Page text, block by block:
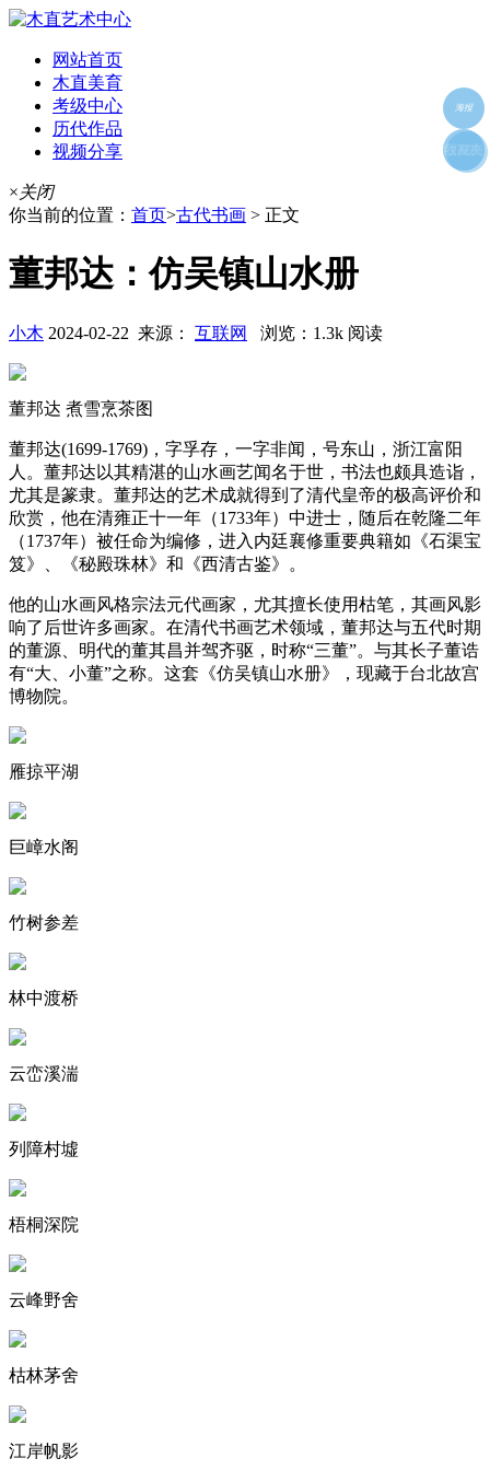
网站首页
木直美育
考级中心
历代作品
视频分享
×关闭
你当前的位置： 首页>古代书画 > 正文
董邦达：仿吴镇山水册
小木 2024-02-22 来源： 互联网 浏览：1.3k 阅读
董邦达 煮雪烹茶图
董邦达(1699-1769)，字孚存，一字非闻，号东山，浙江富阳
人。董邦达以其精湛的山水画艺闻名于世，书法也颇具造诣，
尤其是篆隶。董邦达的艺术成就得到了清代皇帝的极高评价和
欣赏，他在清雍正十一年（1733年）中进士，随后在乾隆二年
（1737年）被任命为编修，进入内廷襄修重要典籍如《石渠宝
笈》、《秘殿珠林》和《西清古鉴》。
他的山水画风格宗法元代画家，尤其擅长使用枯笔，其画风影
响了后世许多画家。在清代书画艺术领域，董邦达与五代时期
的董源、明代的董其昌并驾齐驱，时称“三董”。与其长子董诰
有“大、小董”之称。这套《仿吴镇山水册》，现藏于台北故宫
博物院。
雁掠平湖
巨嶂水阁
竹树参差
林中渡桥
云峦溪湍
列障村墟
梧桐深院
云峰野舍
枯林茅舍
江岸帆影
海报
好友
朋友圈
收藏夹